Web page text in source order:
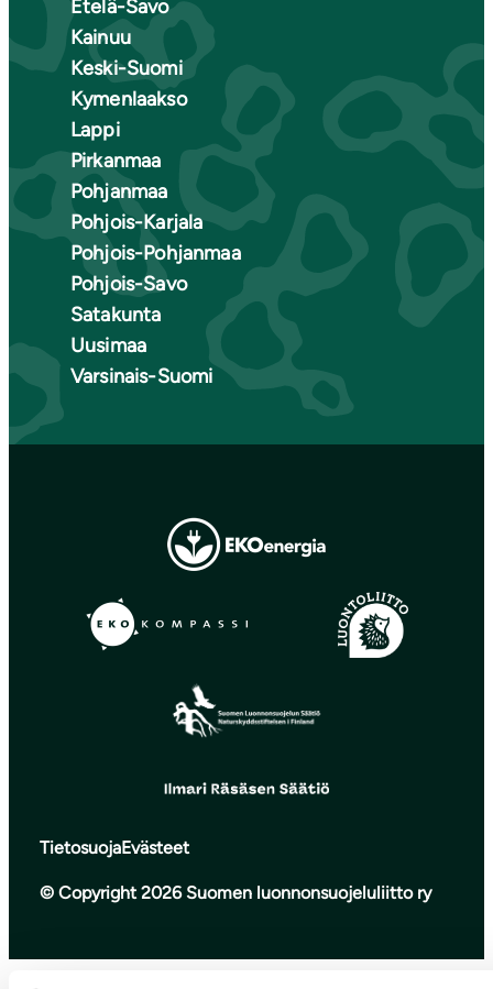
Etelä-Savo
Kainuu
Keski-Suomi
Kymenlaakso
Lappi
Pirkanmaa
Pohjanmaa
Pohjois-Karjala
Pohjois-Pohjanmaa
Pohjois-Savo
Satakunta
Uusimaa
Varsinais-Suomi
TietosuojaEvästeet
© Copyright 2026 Suomen luonnonsuojeluliitto ry